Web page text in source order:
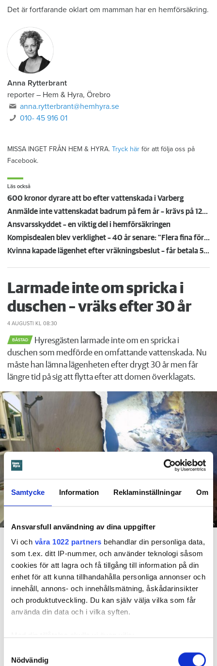
Samtycke Information Reklaminställningar Om
Ansvarsfull användning av dina uppgifter
Vi och våra 1022 partners behandlar din personliga data,
som t.ex. ditt IP-nummer, och använder teknologi såsom
cookies för att lagra och få tillgång till information på din
enhet för att kunna tillhandahålla personliga annonser och
innehåll, annons- och innehållsmätning, åskådarinsikter
och produktutveckling. Du kan själv välja vilka som får
använda din data och i vilka syften.
som kan ha en noggrannhet på upp till flera meter
Nödvändig
Det är fortfarande oklart om mamman har en hemförsäkring.
Anna Rytterbrant
reporter – Hem & Hyra, Örebro
anna.rytterbrant@hemhyra.se
010- 45 916 01
MISSA INGET FRÅN HEM & HYRA. Tryck här för att följa oss på
Facebook.
Läs också
600 kronor dyrare att bo efter vattenskada i Varberg
Anmälde inte vattenskadat badrum på fem år – krävs på 125 000 kronor
Ansvarsskyddet – en viktig del i hemförsäkringen
Kompisdealen blev verklighet – 40 år senare: "Flera fina fördelar med att dela bostad"
Kvinna kapade lägenhet efter vräkningsbeslut – får betala 50 000
Larmade inte om spricka i
duschen – vräks efter 30 år
4 AUGUSTI KL 08:30
BÅSTAD
Hyresgästen larmade inte om en spricka i
duschen som medförde en omfattande vattenskada. Nu
måste han lämna lägenheten efter drygt 30 år men får
längre tid på sig att flytta efter att domen överklagats.
Foto: Hyresnämnden
röda markeringarna) och orsakat rötskador i syllen.
Dela Tweeta
Hyresgästen har bott i lägenheten i skånska Båstad sedan
1995 men måste nu flytta sedan hans kontrakt prövats både
i hyresnämnden och i hovrätten.
Skada upptäcktes av hantverkare
Det var när hyresvärdens hantverkare skulle byta ett